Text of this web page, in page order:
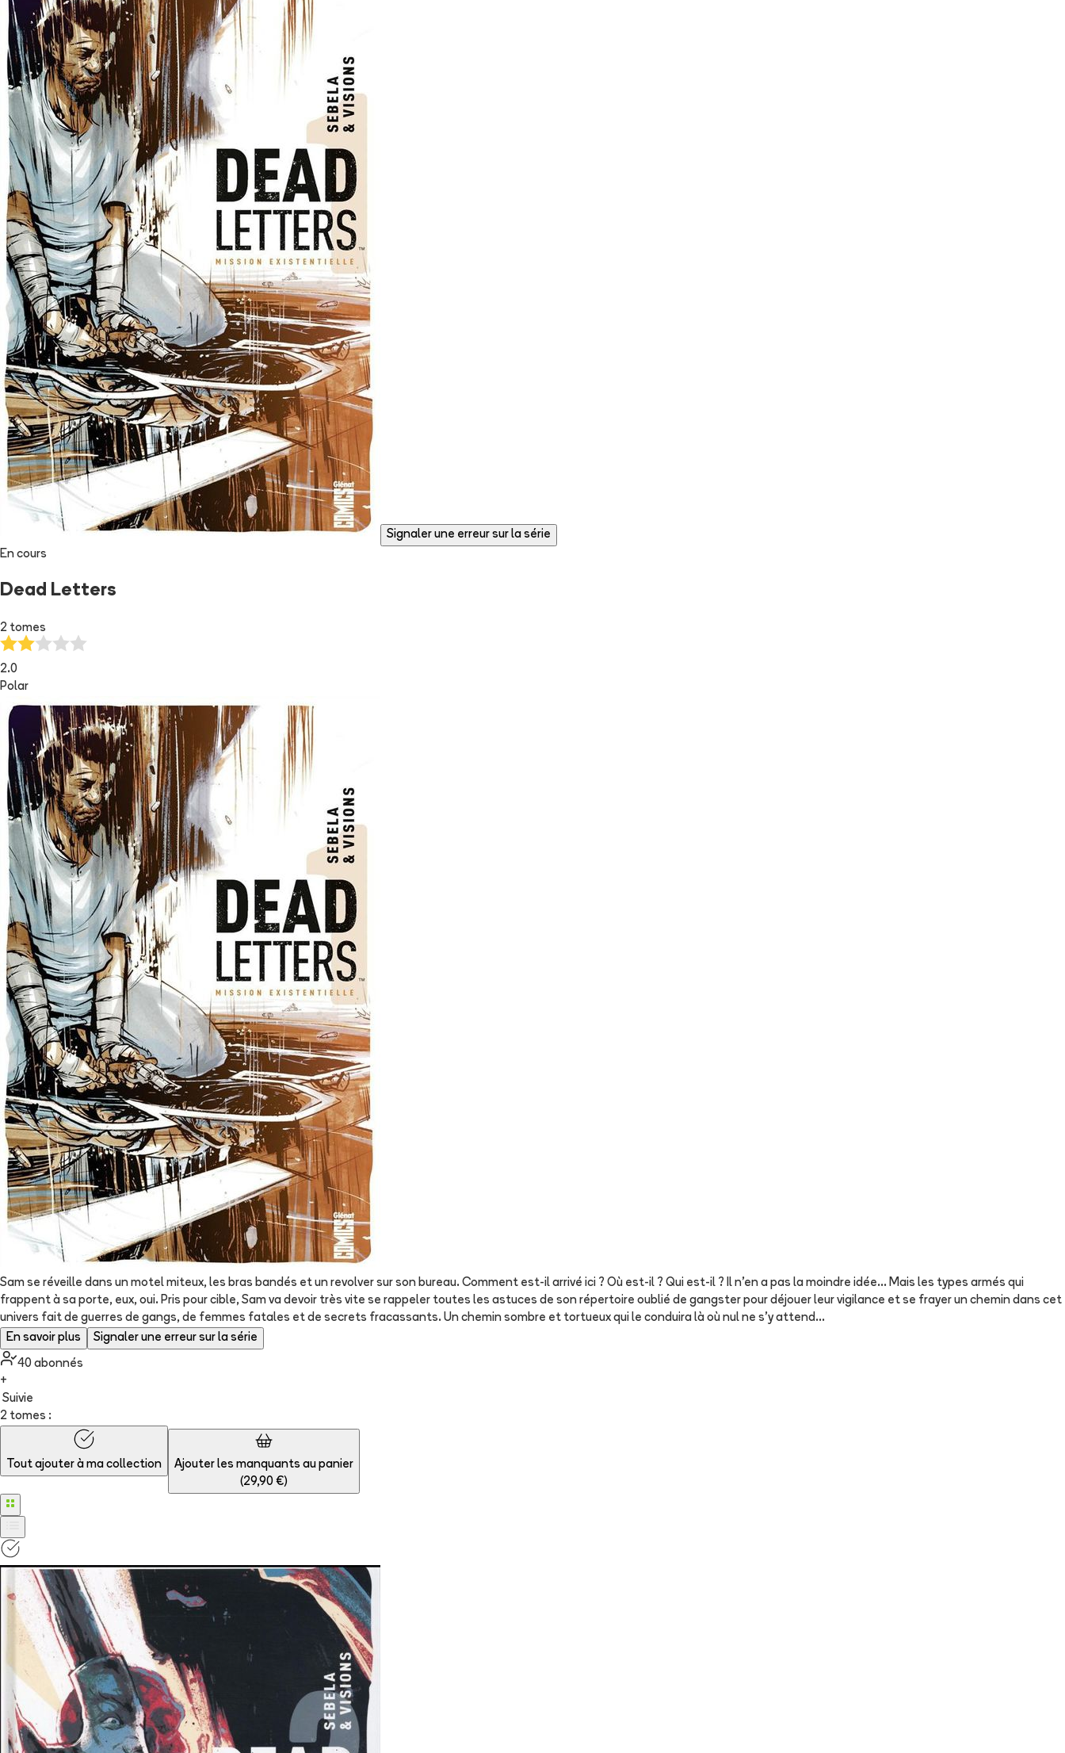
Signaler une erreur sur la série
En cours
Dead Letters
2 tomes
2.0
Polar
Sam se réveille dans un motel miteux, les bras bandés et un revolver sur son bureau. Comment est-il arrivé ici ? Où est-il ? Qui est-il ? Il n'en a pas la moindre idée... Mais les types armés qui
frappent à sa porte, eux, oui. Pris pour cible, Sam va devoir très vite se rappeler toutes les astuces de son répertoire oublié de gangster pour déjouer leur vigilance et se frayer un chemin dans cet
univers fait de guerres de gangs, de femmes fatales et de secrets fracassants. Un chemin sombre et tortueux qui le conduira là où nul ne s'y attend...
En savoir plus
Signaler une erreur sur la série
40 abonnés
+
Suivie
2 tomes :
Tout ajouter à ma collection
Ajouter les manquants au panier
(29,90 €)